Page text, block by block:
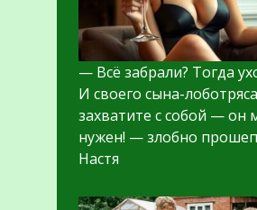
— Всё забрали? Тогда
И своего сына-лоботряса
захватите с собой — он
нужен! — злобно
Настя